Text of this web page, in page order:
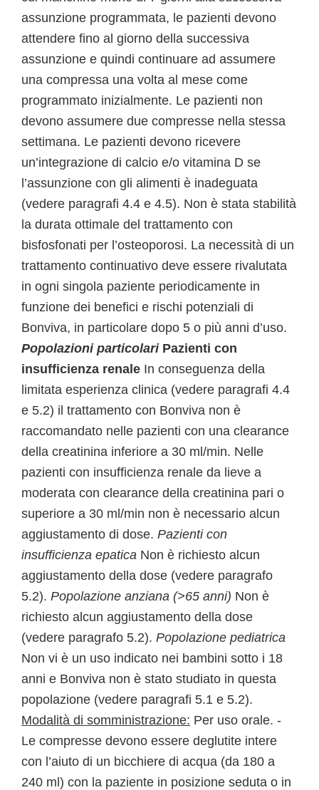
assunzione programmata, le pazienti devono
attendere fino al giorno della successiva
assunzione e quindi continuare ad assumere
una compressa una volta al mese come
programmato inizialmente. Le pazienti non
devono assumere due compresse nella stessa
settimana. Le pazienti devono ricevere
un’integrazione di calcio e/o vitamina D se
l’assunzione con gli alimenti è inadeguata
(vedere paragrafi 4.4 e 4.5). Non è stata stabilità
la durata ottimale del trattamento con
bisfosfonati per l’osteoporosi. La necessità di un
trattamento continuativo deve essere rivalutata
in ogni singola paziente periodicamente in
funzione dei benefici e rischi potenziali di
Bonviva, in particolare dopo 5 o più anni d’uso.
Popolazioni particolari Pazienti con
insufficienza renale In conseguenza della
limitata esperienza clinica (vedere paragrafi 4.4
e 5.2) il trattamento con Bonviva non è
raccomandato nelle pazienti con una clearance
della creatinina inferiore a 30 ml/min. Nelle
pazienti con insufficienza renale da lieve a
moderata con clearance della creatinina pari o
superiore a 30 ml/min non è necessario alcun
aggiustamento di dose. Pazienti con
insufficienza epatica Non è richiesto alcun
aggiustamento della dose (vedere paragrafo
5.2). Popolazione anziana (>65 anni) Non è
richiesto alcun aggiustamento della dose
(vedere paragrafo 5.2). Popolazione pediatrica
Non vi è un uso indicato nei bambini sotto i 18
anni e Bonviva non è stato studiato in questa
popolazione (vedere paragrafi 5.1 e 5.2).
Modalità di somministrazione: Per uso orale. -
Le compresse devono essere deglutite intere
con l’aiuto di un bicchiere di acqua (da 180 a
240 ml) con la paziente in posizione seduta o in